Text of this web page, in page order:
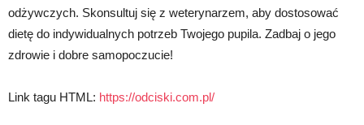
odżywczych. Skonsultuj się z weterynarzem, aby dostosować
dietę do indywidualnych potrzeb Twojego pupila. Zadbaj o jego
zdrowie i dobre samopoczucie!
Link tagu HTML: https://odciski.com.pl/